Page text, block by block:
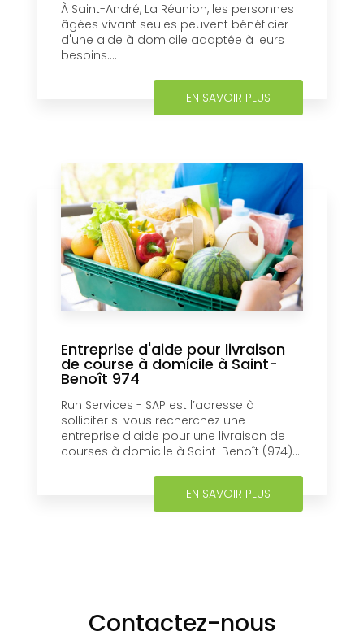
À Saint-André, La Réunion, les personnes
âgées vivant seules peuvent bénéficier
d'une aide à domicile adaptée à leurs
besoins....
EN SAVOIR PLUS
Entreprise d'aide pour livraison
de course à domicile à Saint-
Benoît 974
Run Services - SAP est l’adresse à
solliciter si vous recherchez une
entreprise d'aide pour une livraison de
courses à domicile à Saint-Benoît (974)....
EN SAVOIR PLUS
Contactez-nous